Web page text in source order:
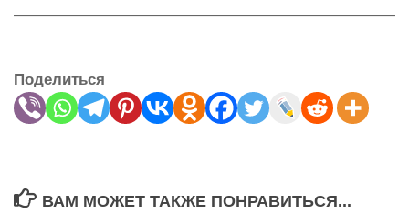
Поделиться
ВАМ МОЖЕТ ТАКЖЕ ПОНРАВИТЬСЯ...